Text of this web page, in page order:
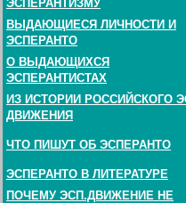
ЭСПЕРАНТИЗМУ
ВЫДАЮЩИЕСЯ ЛИЧНОСТИ И
ЭСПЕРАНТО
О ВЫДАЮЩИХСЯ
ЭСПЕРАНТИСТАХ
ИЗ ИСТОРИИ РОССИЙСКОГО
ДВИЖЕНИЯ
ЧТО ПИШУТ ОБ ЭСПЕРАНТО
ЭСПЕРАНТО В ЛИТЕРАТУРЕ
ПОЧЕМУ ЭСП.ДВИЖЕНИЕ НЕ